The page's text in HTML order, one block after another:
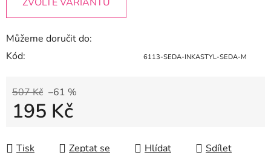
Můžeme doručit do:
Kód:
6113-SEDA-INKASTYL-SEDA-M
507 Kč –61 %
195 Kč
Tisk
Zeptat se Hlídat Sdílet